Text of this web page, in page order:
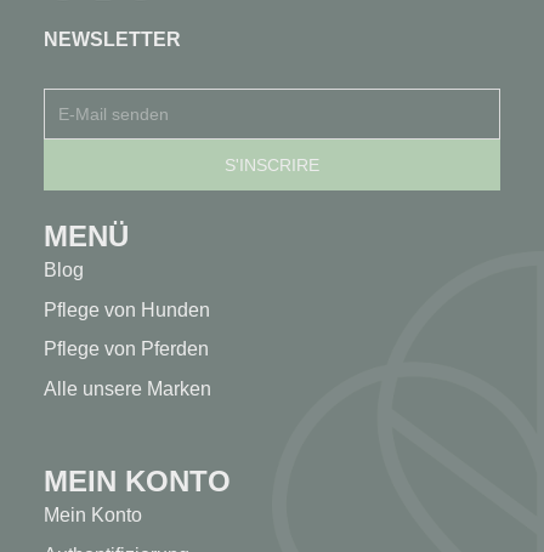
NEWSLETTER
MENÜ
Blog
Pflege von Hunden
Pflege von Pferden
Alle unsere Marken
MEIN KONTO
Mein Konto